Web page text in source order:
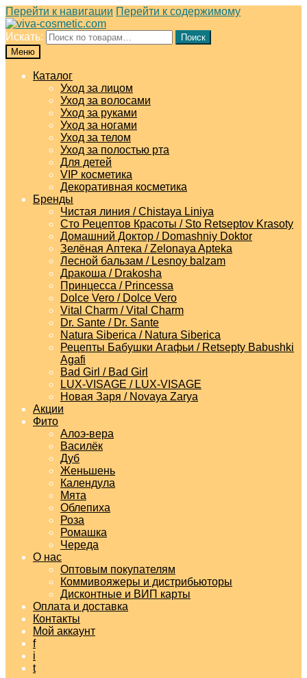
Перейти к навигации Перейти к содержимому
Искать:
Поиск
Меню
Каталог
Уход за лицом
Уход за волосами
Уход за руками
Уход за ногами
Уход за телом
Уход за полостью рта
Для детей
VIP косметика
Декоративная косметика
Бренды
Чистая линия / Chistaya Liniya
Сто Рецептов Красоты / Sto Retseptov Krasoty
Домашний Доктор / Domashniy Doktor
Зелёная Аптека / Zelonaya Apteka
Лесной бальзам / Lesnoy balzam
Дракоша / Drakosha
Принцесса / Princessa
Dolce Vero / Dolce Vero
Vital Charm / Vital Charm
Dr. Sante / Dr. Sante
Natura Siberica / Natura Siberica
Рецепты Бабушки Агафьи / Retsepty Babushki
Agafi
Bad Girl / Bad Girl
LUX-VISAGE / LUX-VISAGE
Новая Заря / Novaya Zarya
Акции
Фито
Алоэ-вера
Василёк
Дуб
Женьшень
Календула
Мята
Облепиха
Роза
Ромашка
Череда
О нас
Оптовым покупателям
Коммивояжеры и дистрибьюторы
Дисконтные и ВИП карты
Оплата и доставка
Контакты
Мой аккаунт
f
i
t